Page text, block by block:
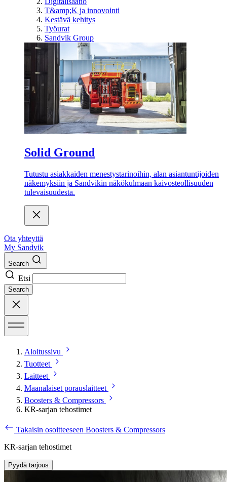
T&amp;K ja innovointi
Kestävä kehitys
Työurat
Sandvik Group
Solid Ground
Tutustu asiakkaiden menestystarinoihin, alan asiantuntijoiden
näkemyksiin ja Sandvikin näkökulmaan kaivosteollisuuden
tulevaisuudesta.
Ota yhteyttä
My Sandvik
Search
Etsi
Search
Aloitussivu
Tuotteet
Laitteet
Maanalaiset porauslaitteet
Boosters & Compressors
KR-sarjan tehostimet
Takaisin osoitteeseen Boosters & Compressors
KR-sarjan tehostimet
Pyydä tarjous